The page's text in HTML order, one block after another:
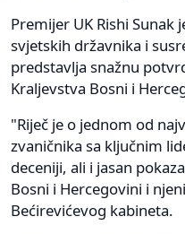
Premijer UK Rishi Sunak
svjetskih državnika i
predstavlja snažnu
Kraljevstva Bosni i
"Riječ je o jednom od
zvaničnika sa ključnim
deceniji, ali i jasan
Bosni i Hercegovini i
Bećirevićevog kabineta.